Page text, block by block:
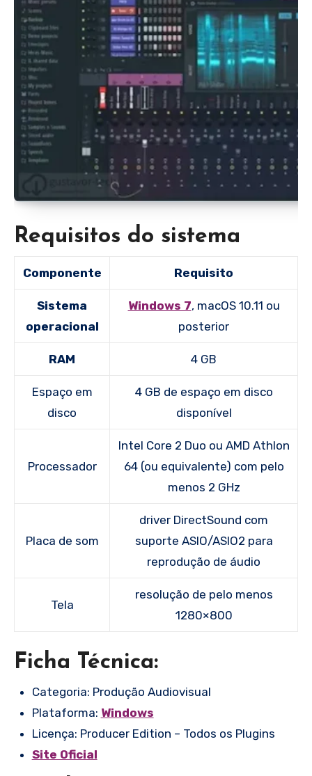
Requisitos do sistema
Componente Requisito
Sistema
operacional
Windows 7, macOS 10.11 ou
posterior
RAM 4 GB
Espaço em
disco
4 GB de espaço em disco
disponível
Processador
Intel Core 2 Duo ou AMD Athlon
64 (ou equivalente) com pelo
menos 2 GHz
Placa de som
driver DirectSound com
suporte ASIO/ASIO2 para
reprodução de áudio
Tela
resolução de pelo menos
1280×800
Ficha Técnica:
Categoria: Produção Audiovisual
Plataforma: Windows
Licença: Producer Edition – Todos os Plugins
Site Oficial